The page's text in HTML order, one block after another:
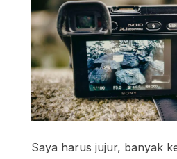
Saya harus jujur, banyak